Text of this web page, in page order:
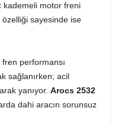
kademeli motor freni
sayesinde ise
performansı
sağlanırken; acil
yanıyor. Arocs 2532
dahi aracın sorunsuz